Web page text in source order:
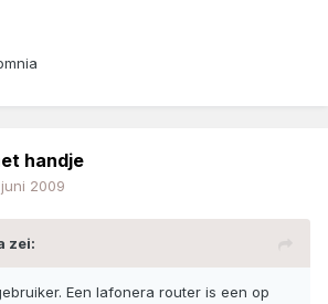
handje
2009
zei:
Een lafonera router is een op